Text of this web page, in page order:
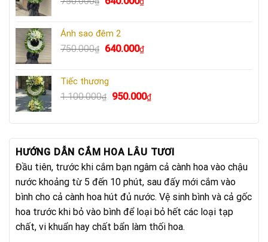
670.000₫.
750.000₫.
640.000₫.
Ánh sao đêm 2
750.000₫
Giá
750.000₫.
640.000₫Giá
640.000₫.
Tiếc thương
1.100.000₫
Giá
là:
950.000₫Giá
tại
950.000₫.
HƯỚNG DẪN CẮM HOA LÂU TƯƠI
Đầu tiên, trước khi cắm bạn ngâm cả cành hoa vào chậu
nước khoảng từ 5 đến 10 phút, sau đấy mới cắm vào
bình cho cả cành hoa hút đủ nước. Vệ sinh bình và cả gốc
hoa trước khi bỏ vào bình để loại bỏ hết các loại tạp
chất, vi khuẩn hay chất bẩn làm thối hoa.